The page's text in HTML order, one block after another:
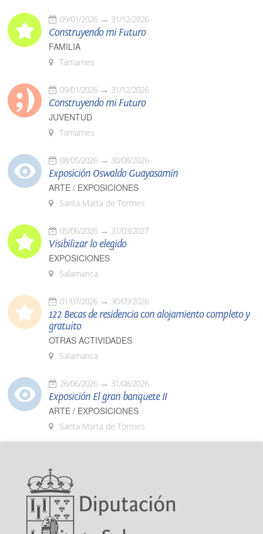
09/01/2026 31/12/2026
Construyendo mi Futuro
FAMILIA
Tamames
09/01/2026 31/12/2026
Construyendo mi Futuro
JUVENTUD
Tamames
08/05/2026 30/08/2026
Exposición Oswaldo Guayasamín
ARTE / EXPOSICIONES
Santa Marta de Tormes
05/06/2026 31/03/2027
Visibilizar lo elegido
EXPOSICIONES
Salamanca
01/07/2026 30/09/2026
122 Becas de residencia con alojamiento completo y
gratuito
OTRAS ACTIVIDADES
Salamanca
26/06/2026 31/08/2026
Exposición El gran banquete II
ARTE / EXPOSICIONES
Santa Marta de Tormes